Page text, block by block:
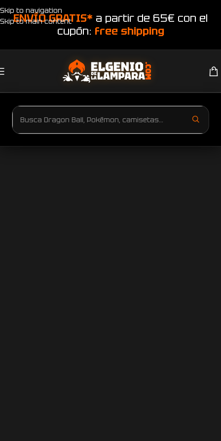
Skip to navigation
Skip to main content
ENVÍO GRATIS* a partir de 65€ con el
cupón: free shipping